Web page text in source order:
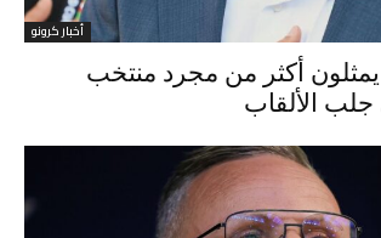
أخبار كرونو
أكثر من مجرد منتخب
الألقاب